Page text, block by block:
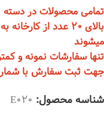
تمامی محصولات در دسته
بالای 20 عدد از
میشوند
تنها سفارشات نمونه و کمتر از 20 عدد از تهران
جهت ثبت سفارش با شماره 09123723889 تماس
شناسه محصول: E020